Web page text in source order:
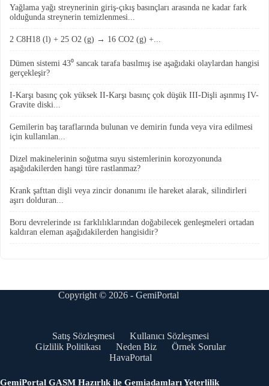
Yağlama yağı streynerinin giriş-çıkış basınçları arasında ne kadar fark
olduğunda streynerin temizlenmesi...
2 C8H18 (l) + 25 O2 (g) → 16 CO2 (g) +...
Dümen sistemi 43⁰ sancak tarafa basılmış ise aşağıdaki olaylardan hangisi
gerçekleşir?
I-Karşı basınç çok yüksek II-Karşı basınç çok düşük III-Dişli aşınmış IV-
Gravite diski...
Gemilerin baş taraflarında bulunan ve demirin funda veya vira edilmesi
için kullanılan...
Dizel makinelerinin soğutma suyu sistemlerinin korozyonunda
aşağıdakilerden hangi türe rastlanmaz?
Krank şafttan dişli veya zincir donanımı ile hareket alarak, silindirleri
aşırı dolduran...
Boru devrelerinde ısı farklılıklarından doğabilecek genleşmeleri ortadan
kaldıran eleman aşağıdakilerden hangisidir?
Copyright © 2026 - GemiPortal
Satış Sözleşmesi
Kullanıcı Sözleşmesi
Gizlilik Politikası
Neden Biz
Örnek Sorular
HavaPortal
GemiPortal GASM Hazırlık ile Gemiadamları Yeterlilik